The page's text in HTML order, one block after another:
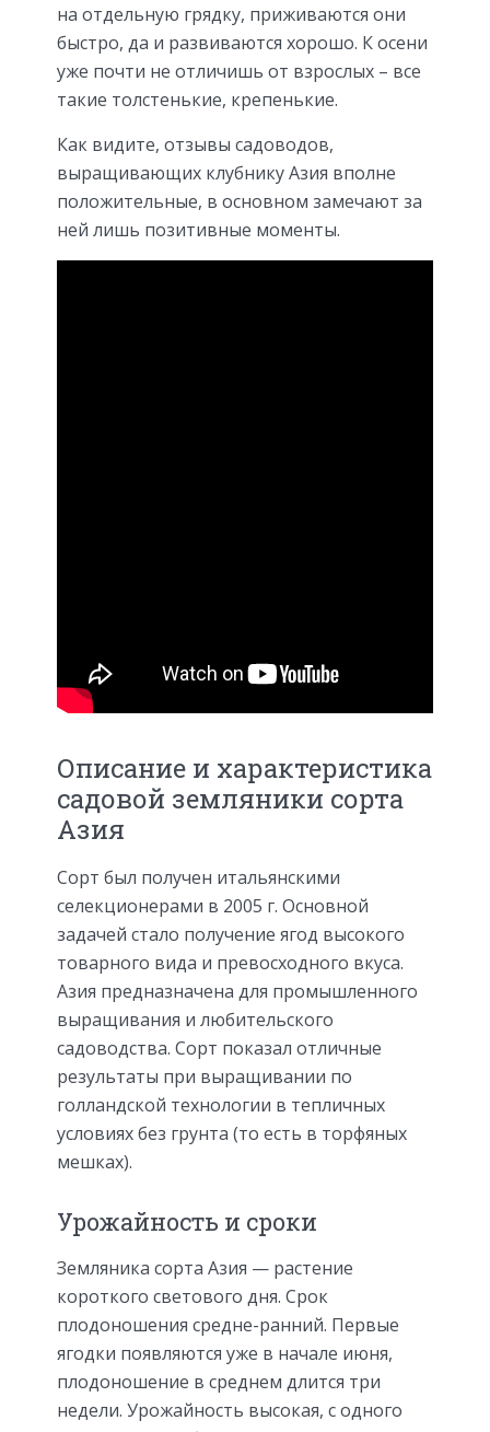
на отдельную грядку, приживаются они
быстро, да и развиваются хорошо. К осени
уже почти не отличишь от взрослых – все
такие толстенькие, крепенькие.
Как видите, отзывы садоводов,
выращивающих клубнику Азия вполне
положительные, в основном замечают за
ней лишь позитивные моменты.
Описание и характеристика
садовой земляники сорта
Азия
Сорт был получен итальянскими
селекционерами в 2005 г. Основной
задачей стало получение ягод высокого
товарного вида и превосходного вкуса.
Азия предназначена для промышленного
выращивания и любительского
садоводства. Сорт показал отличные
результаты при выращивании по
голландской технологии в тепличных
условиях без грунта (то есть в торфяных
мешках).
Урожайность и сроки
Земляника сорта Азия — растение
короткого светового дня. Срок
плодоношения средне-ранний. Первые
ягодки появляются уже в начале июня,
плодоношение в среднем длится три
недели. Урожайность высокая, с одного